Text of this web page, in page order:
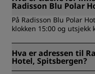
Radisson Blu Polar
På Radisson Blu Polar
klokken 15:00 og utsjekk
Hva er adressen til
Hotel, Spitsbergen?